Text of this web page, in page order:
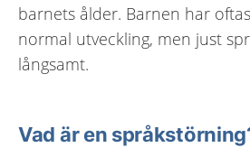
barnets ålder. Barnen har
normal utveckling, men just
långsamt.
Vad är en